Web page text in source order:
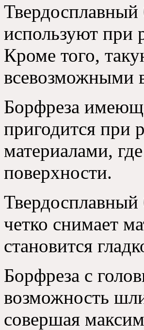
Твердосплавный
используют при
Кроме того,
всевозможными
Борфреза
пригодится при
материалами,
поверхности.
Твердосплавный
четко снимает
становится
Борфреза с
возможность
совершая